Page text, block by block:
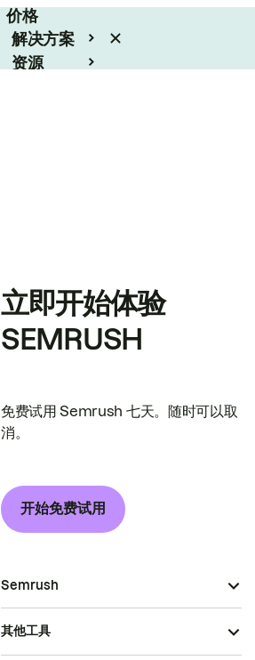
价格
解决方案
资源
立即开始体验
SEMRUSH
免费试用 Semrush 七天。随时可以取
消。
开始免费试用
Semrush
其他工具